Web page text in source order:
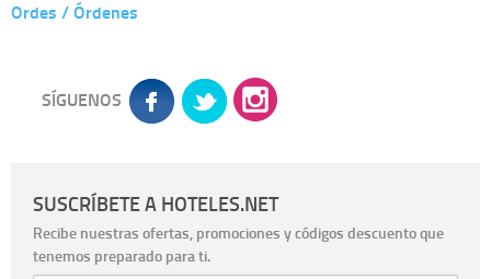
Ordes / Órdenes
SÍGUENOS
SUSCRÍBETE A HOTELES.NET
Recibe nuestras ofertas, promociones y códigos descuento que
tenemos preparado para ti.